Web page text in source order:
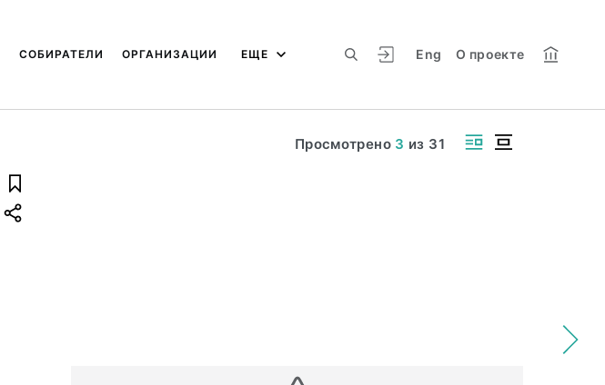
Eng О проекте
СОБИРАТЕЛИ ОРГАНИЗАЦИИ ЕЩЕ
Просмотрено 3 из 31